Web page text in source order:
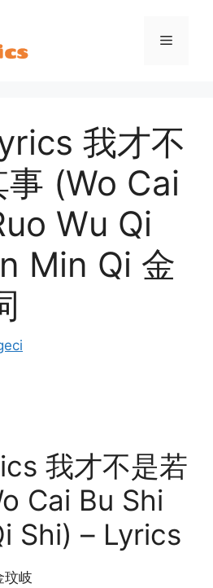
Menu
我才不
事 (Wo Cai
Wu Qi
Min Qi 金
我才不是若
Cai Bu Shi
Shi) – Lyrics
玟岐